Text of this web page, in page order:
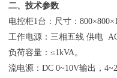
二、技术参数
电控柜1台：尺寸：
工作电源：三相五线 供电
负荷容量：≤1kVA。
流电源：DC 0~10V输出，